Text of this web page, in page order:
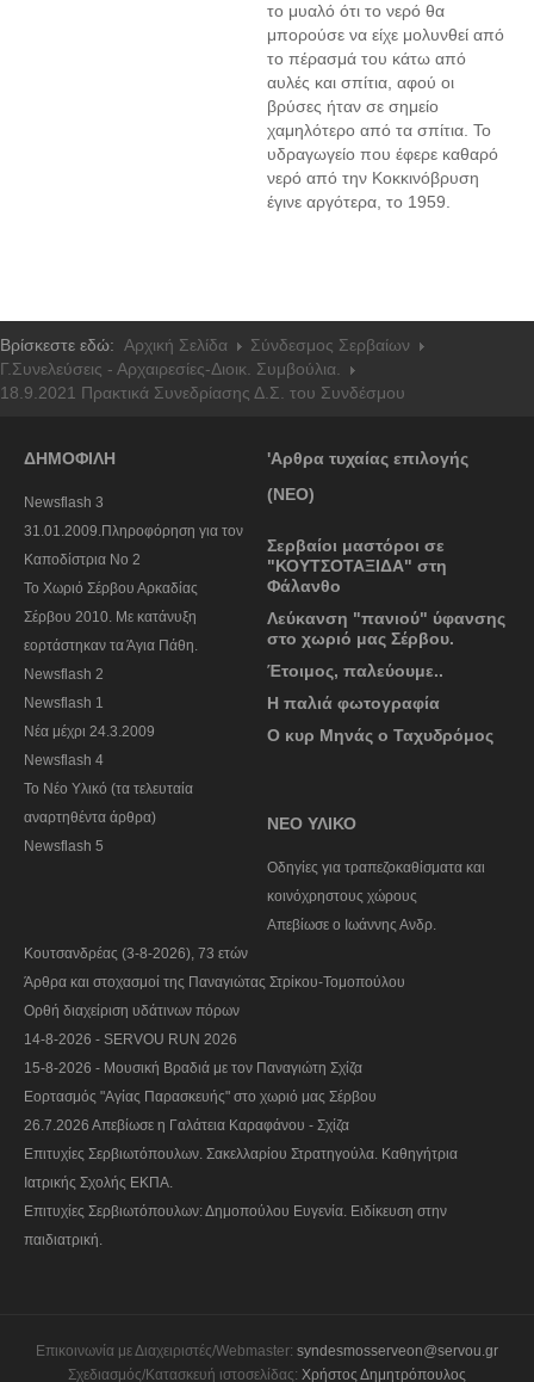
το μυαλό ότι το νερό θα
μπορούσε να είχε μολυνθεί από
το πέρασμά του κάτω από
αυλές και σπίτια, αφού οι
βρύσες ήταν σε σημείο
χαμηλότερο από τα σπίτια. Το
υδραγωγείο που έφερε καθαρό
νερό από την Κοκκινόβρυση
έγινε αργότερα, το 1959.
Βρίσκεστε εδώ: Αρχική Σελίδα
Σύνδεσμος Σερβαίων
Γ.Συνελεύσεις - Αρχαιρεσίες-Διοικ. Συμβούλια.
18.9.2021 Πρακτικά Συνεδρίασης Δ.Σ. του Συνδέσμου
ΔΗΜΟΦΙΛΗ
Newsflash 3
31.01.2009.Πληροφόρηση για τον
Καποδίστρια Νο 2
To Χωριό Σέρβου Αρκαδίας
Σέρβου 2010. Με κατάνυξη
εορτάστηκαν τα Άγια Πάθη.
Newsflash 2
Newsflash 1
Nέα μέχρι 24.3.2009
Newsflash 4
Το Νέο Υλικό (τα τελευταία
αναρτηθέντα άρθρα)
Newsflash 5
'Αρθρα τυχαίας επιλογής
(ΝΕΟ)
Σερβαίοι μαστόροι σε
"ΚΟΥΤΣΟΤΑΞΙΔΑ" στη
Φάλανθο
Λεύκανση "πανιού" ύφανσης
στο χωριό μας Σέρβου.
Έτοιμος, παλεύουμε..
Η παλιά φωτογραφία
Ο κυρ Μηνάς ο Ταχυδρόμος
ΝΕΟ ΥΛΙΚΟ
Οδηγίες για τραπεζοκαθίσματα και
κοινόχρηστους χώρους
Απεβίωσε ο Ιωάννης Ανδρ.
Κουτσανδρέας (3-8-2026), 73 ετών
Άρθρα και στοχασμοί της Παναγιώτας Στρίκου-Τομοπούλου
Ορθή διαχείριση υδάτινων πόρων
14-8-2026 - SERVOU RUN 2026
15-8-2026 - Μουσική Βραδιά με τον Παναγιώτη Σχίζα
Εορτασμός "Αγίας Παρασκευής" στο χωριό μας Σέρβου
26.7.2026 Απεβίωσε η Γαλάτεια Καραφάνου - Σχίζα
Επιτυχίες Σερβιωτόπουλων. Σακελλαρίου Στρατηγούλα. Καθηγήτρια
Ιατρικής Σχολής ΕΚΠΑ.
Επιτυχίες Σερβιωτόπουλων: Δημοπούλου Ευγενία. Ειδίκευση στην
παιδιατρική.
Επικοινωνία με Διαχειριστές/Webmaster: syndesmosserveon@servou.gr
Σχεδιασμός/Κατασκευή ιστοσελίδας: Χρήστος Δημητρόπουλος